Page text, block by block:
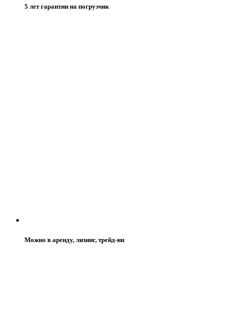
5 лет гарантии на погрузчик
Можно в аренду, лизинг, трейд-ин